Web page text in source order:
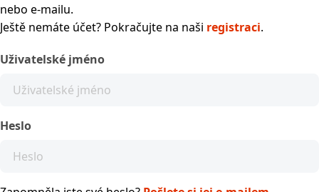
nebo e-mailu.
Ještě nemáte účet? Pokračujte na naši registraci.
Uživatelské jméno
Heslo